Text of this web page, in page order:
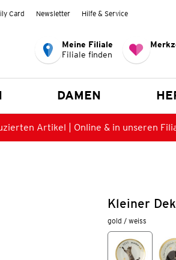
Card Newsletter Hilfe & Service
Meine Filiale
Filiale finden
DAMEN
Artikel | Online & in unseren
Kleiner
gold / weiss